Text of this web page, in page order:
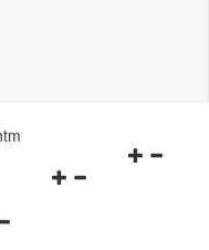
Navigationsmenü